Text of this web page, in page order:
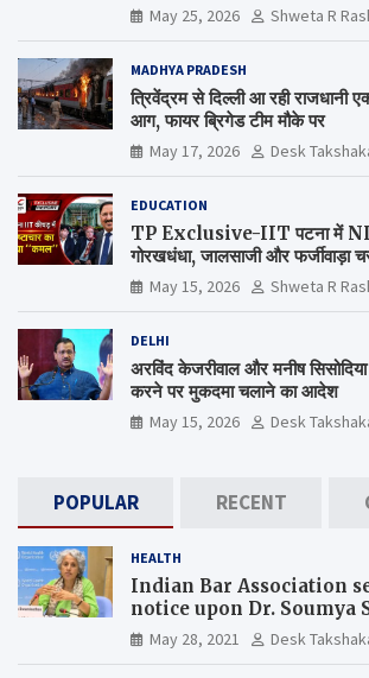
May 25, 2026 Shweta R
MADHYA PRADESH
त्रिवेंद्रम से दिल्ली आ रही राजधानी
आग, फायर ब्रिगेड टीम मौके पर
May 17, 2026 Desk
EDUCATION
TP Exclusive-IIT पटना में
गोरखधंधा, जालसाजी और फर्जीवाड़ा
कब जागेगा ?
May 15, 2026 Shweta R
DELHI
अरविंद केजरीवाल और मनीष
करने पर मुकदमा चलाने का आदेश
May 15, 2026 Desk
POPULAR RECENT
HEALTH
Indian Bar Association
notice upon Dr. Soumya
the Chief Scientist, WHO
May 28, 2021 Desk